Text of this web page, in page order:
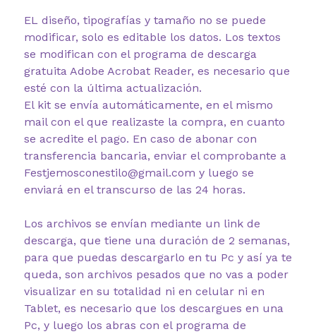
EL diseño, tipografías y tamaño no se puede
modificar, solo es editable los datos. Los textos
se modifican con el programa de descarga
gratuita Adobe Acrobat Reader, es necesario que
esté con la última actualización.
El kit se envía automáticamente, en el mismo
mail con el que realizaste la compra, en cuanto
se acredite el pago. En caso de abonar con
transferencia bancaria, enviar el comprobante a
Festjemosconestilo@gmail.com y luego se
enviará en el transcurso de las 24 horas.
Los archivos se envían mediante un link de
descarga, que tiene una duración de 2 semanas,
para que puedas descargarlo en tu Pc y así ya te
queda, son archivos pesados que no vas a poder
visualizar en su totalidad ni en celular ni en
Tablet, es necesario que los descargues en una
Pc, y luego los abras con el programa de